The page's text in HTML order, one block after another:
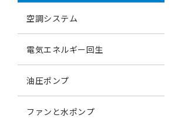
空調システム
電気エネルギー回生
油圧ポンプ
ファンと水ポンプ